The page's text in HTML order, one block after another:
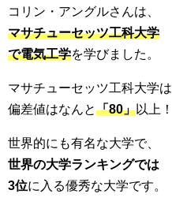
コリン・アングルさんは、
マサチューセッツ工科大学
で電気工学を学びました。
マサチューセッツ工科大学は
偏差値はなんと「80」以上！
世界的にも有名な大学で、
世界の大学ランキングでは
3位に入る優秀な大学です。